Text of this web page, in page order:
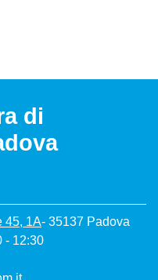
di
45, 1A- 35137 Padova
- 12:30